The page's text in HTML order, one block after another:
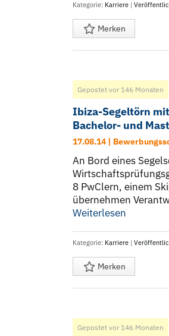
Kategorie: Karriere |
Merken
Gepostet vor 146 Monaten
Ibiza-Segeltörn
Bachelor- und
17.08.14 |
An Bord eines
8 PwClern, einem
übernehmen
Weiterlesen
Kategorie: Karriere |
Merken
Gepostet vor 146 Monaten